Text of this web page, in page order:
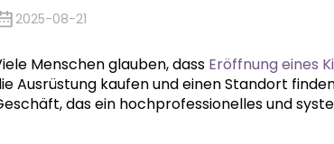
2025-08-21
Menschen glauben, dass Eröffnung eines
Ausrüstung kaufen und einen Standort
das ein hochprofessionelles und